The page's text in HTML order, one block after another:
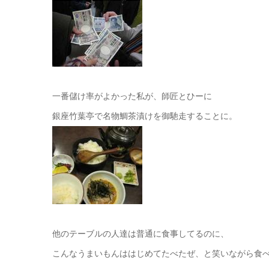
一番儲け率がよかった私が、師匠とひーに
銀座竹葉亭で名物鯛茶漬けを御馳走することに。
他のテーブルの人達は普通に食事してるのに、
こんなうまいもんははじめてたべたぜ、と笑いながら食